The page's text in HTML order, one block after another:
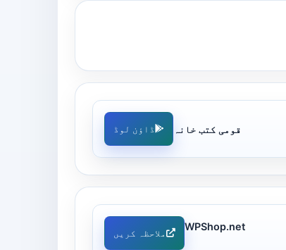
قومی کتب خانہ ڈاؤن لوڈ
WPShop.net
ملاحظہ کریں